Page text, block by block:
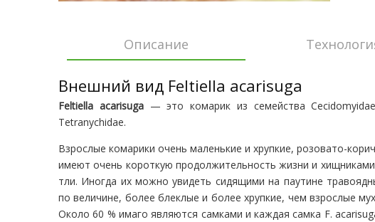
Описание
Внешний вид Feltiella acarisuga
Feltiella acarisuga— это комарик из семейства
Tetranychidae.
Взрослые комарики очень маленькие и хрупкие, розовато-
имеют очень короткую продолжительность жизни и
тли. Иногда их можно увидеть сидящими на паутине
по величине, более блеклые и более хрупкие, чем взрослые
Около 60 % имаго являются самками и каждая самка F.